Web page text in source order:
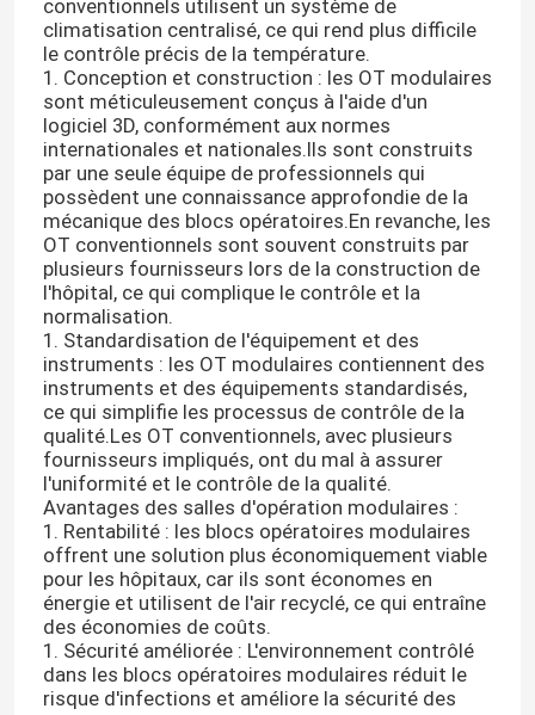
conventionnels utilisent un système de
climatisation centralisé, ce qui rend plus difficile
le contrôle précis de la température.
1. Conception et construction : les OT modulaires
sont méticuleusement conçus à l'aide d'un
logiciel 3D, conformément aux normes
internationales et nationales.Ils sont construits
par une seule équipe de professionnels qui
possèdent une connaissance approfondie de la
mécanique des blocs opératoires.En revanche, les
OT conventionnels sont souvent construits par
plusieurs fournisseurs lors de la construction de
l'hôpital, ce qui complique le contrôle et la
normalisation.
1. Standardisation de l'équipement et des
instruments : les OT modulaires contiennent des
instruments et des équipements standardisés,
ce qui simplifie les processus de contrôle de la
qualité.Les OT conventionnels, avec plusieurs
fournisseurs impliqués, ont du mal à assurer
l'uniformité et le contrôle de la qualité.
Avantages des salles d'opération modulaires :
1. Rentabilité : les blocs opératoires modulaires
offrent une solution plus économiquement viable
pour les hôpitaux, car ils sont économes en
énergie et utilisent de l'air recyclé, ce qui entraîne
des économies de coûts.
1. Sécurité améliorée : L'environnement contrôlé
dans les blocs opératoires modulaires réduit le
risque d'infections et améliore la sécurité des